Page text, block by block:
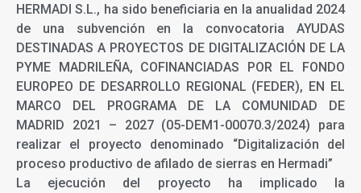
HERMADI S.L., ha sido beneficiaria en la anualidad 2024
de una subvención en la convocatoria AYUDAS
DESTINADAS A PROYECTOS DE DIGITALIZACIÓN DE LA
PYME MADRILEÑA, COFINANCIADAS POR EL FONDO
EUROPEO DE DESARROLLO REGIONAL (FEDER), EN EL
MARCO DEL PROGRAMA DE LA COMUNIDAD DE
MADRID 2021 – 2027 (05-DEM1-00070.3/2024) para
realizar el proyecto denominado “Digitalización del
proceso productivo de afilado de sierras en Hermadi”
La ejecución del proyecto ha implicado la